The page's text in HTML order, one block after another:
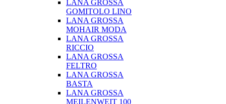
LANA GROSSA
GOMITOLO LINO
LANA GROSSA
MOHAIR MODA
LANA GROSSA
RICCIO
LANA GROSSA
FELTRO
LANA GROSSA
BASTA
LANA GROSSA
MEILENWEIT 100